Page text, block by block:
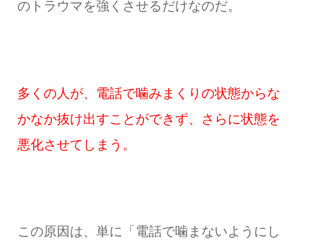
のトラウマを強くさせるだけなのだ。
多くの人が、電話で噛みまくりの状態からな
かなか抜け出すことができず、さらに状態を
悪化させてしまう。
この原因は、単に「電話で噛まないようにし